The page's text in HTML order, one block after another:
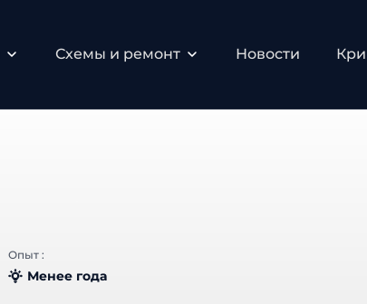
Схемы и ремонт Новости
Опыт :
Менее года